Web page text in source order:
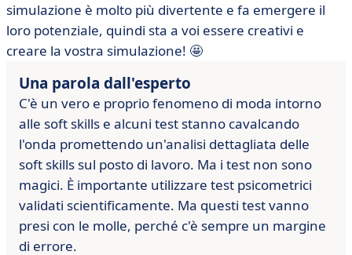
simulazione è molto più divertente e fa emergere il
loro potenziale, quindi sta a voi essere creativi e
creare la vostra simulazione! 🤩
Una parola dall'esperto
C'è un vero e proprio fenomeno di moda intorno
alle soft skills e alcuni test stanno cavalcando
l'onda promettendo un'analisi dettagliata delle
soft skills sul posto di lavoro. Ma i test non sono
magici. È importante utilizzare test psicometrici
validati scientificamente. Ma questi test vanno
presi con le molle, perché c'è sempre un margine
di errore.